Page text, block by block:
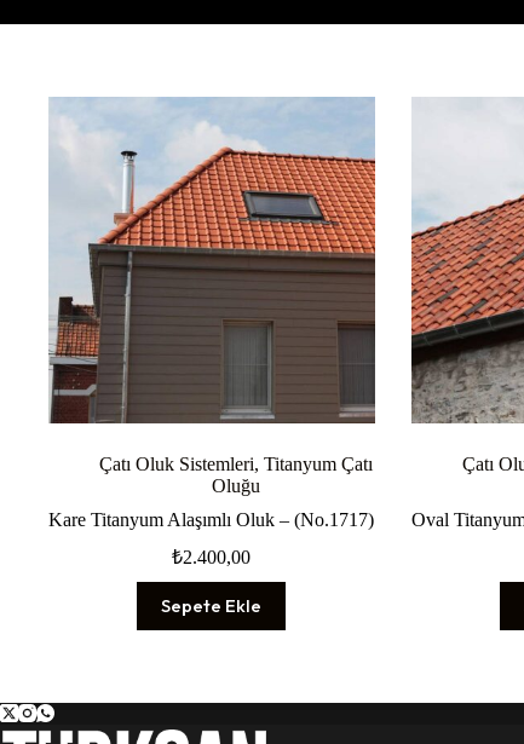
Çatı Oluk Sistemleri, Titanyum Çatı
Oluğu
Kare Titanyum Alaşımlı Oluk – (No.1717)
₺2.400,00
Sepete Ekle
Çatı
Oval